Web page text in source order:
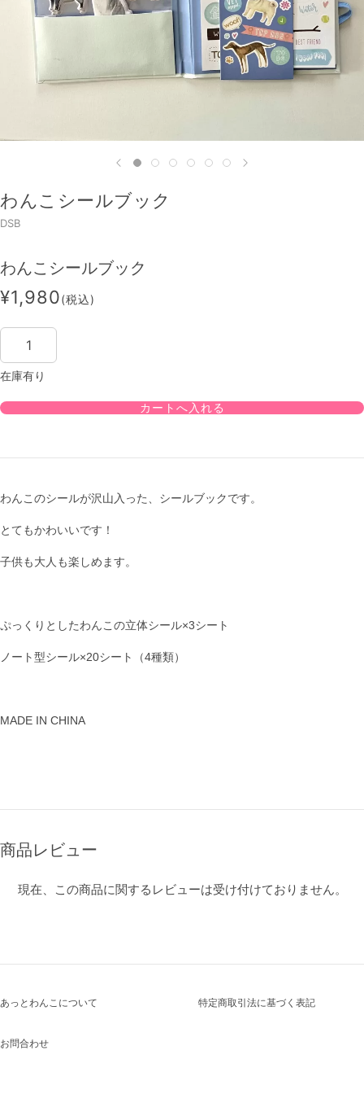
わんこシールブック
DSB
わんこシールブック
¥1,980(税込)
在庫有り
わんこのシールが沢山入った、シールブックです。
とてもかわいいです！
子供も大人も楽しめます。
ぷっくりとしたわんこの立体シール×3シート
ノート型シール×20シート（4種類）
MADE IN CHINA
商品レビュー
現在、この商品に関するレビューは受け付けておりません。
あっとわんこについて 特定商取引法に基づく表記
お問合わせ